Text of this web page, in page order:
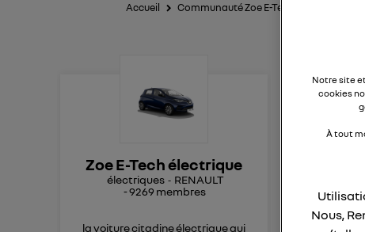
Accueil Communauté Zoe E-Tech électrique
Zoe E-Tech électrique
électriques
RENAULT
-9269 membres
la voiture citadine électrique qui
Notre site
cookies
À tout
Nous,